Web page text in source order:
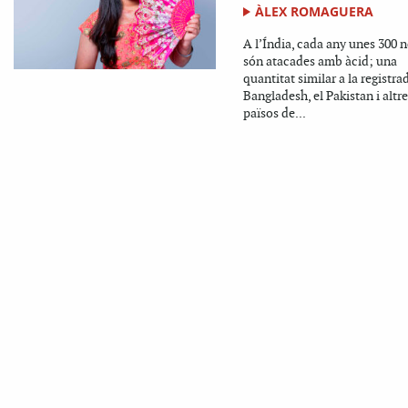
ÀLEX ROMAGUERA
A l’Índia, cada any unes 300
són atacades amb àcid; una
quantitat similar a la
Bangladesh, el Pakistan i
països de...